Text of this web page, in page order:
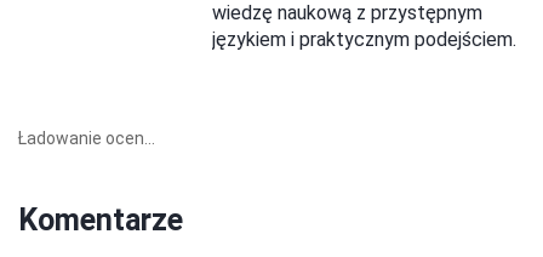
wiedzę naukową z przystępnym
językiem i praktycznym podejściem.
Ładowanie ocen...
Komentarze